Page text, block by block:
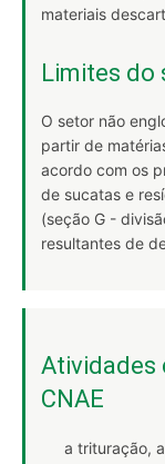
materiais
Limites do
O setor não
partir de
acordo com os
de sucatas e
(seção G -
resultantes de
Atividades
CNAE
a trituração,